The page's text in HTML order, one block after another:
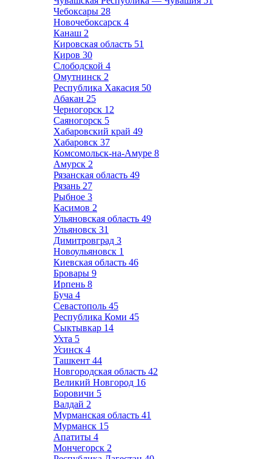
Чебоксары 28
Новочебоксарск 4
Канаш 2
Кировская область 51
Киров 30
Слободской 4
Омутнинск 2
Республика Хакасия 50
Абакан 25
Черногорск 12
Саяногорск 5
Хабаровский край 49
Хабаровск 37
Комсомольск-на-Амуре 8
Амурск 2
Рязанская область 49
Рязань 27
Рыбное 3
Касимов 2
Ульяновская область 49
Ульяновск 31
Димитровград 3
Новоульяновск 1
Киевская область 46
Бровары 9
Ирпень 8
Буча 4
Севастополь 45
Республика Коми 45
Сыктывкар 14
Ухта 5
Усинск 4
Ташкент 44
Новгородская область 42
Великий Новгород 16
Боровичи 5
Валдай 2
Мурманская область 41
Мурманск 15
Апатиты 4
Мончегорск 2